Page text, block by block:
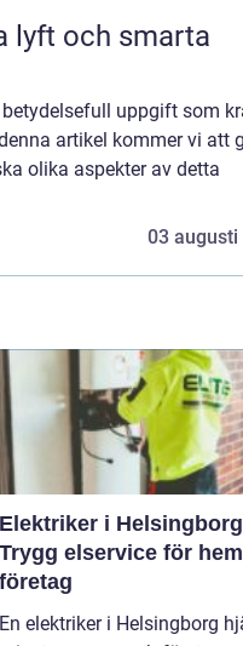
lyft och smarta
uppgift som
artikel kommer vi att
olika aspekter av detta
03 augusti
Elektriker i
Trygg elservice för
företag
En elektriker i Helsingborg